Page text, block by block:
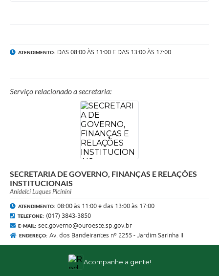
ATENDIMENTO: DAS 08:00 ÀS 11:00 E DAS 13:00 ÀS 17:00
Serviço relacionado a secretaria:
SECRETARIA DE GOVERNO, FINANÇAS E RELAÇÕES
INSTITUCIONAIS
Anidelci Luques Picinini
ATENDIMENTO: 08:00 às 11:00 e das 13:00 às 17:00
TELEFONE: (017) 3843-3850
E-MAIL: sec.governo@ouroeste.sp.gov.br
ENDEREÇO: Av. dos Bandeirantes nº 2255 - Jardim Sarinha II
Acompanhe a gente!